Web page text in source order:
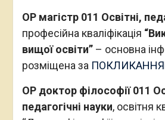
ОР магістр 011 Освітні,
професійна кваліфікація
вищої освіти” – основна
розміщена за
ОР доктор філософії 011
педагогічні науки, освітня